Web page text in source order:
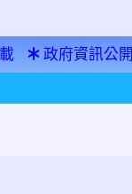
政府資訊公開